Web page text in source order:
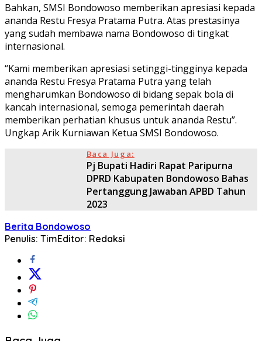
Bahkan, SMSI Bondowoso memberikan apresiasi kepada
ananda Restu Fresya Pratama Putra. Atas prestasinya
yang sudah membawa nama Bondowoso di tingkat
internasional.
“Kami memberikan apresiasi setinggi-tingginya kepada
ananda Restu Fresya Pratama Putra yang telah
mengharumkan Bondowoso di bidang sepak bola di
kancah internasional, semoga pemerintah daerah
memberikan perhatian khusus untuk ananda Restu”.
Ungkap Arik Kurniawan Ketua SMSI Bondowoso.
Baca Juga:
Pj Bupati Hadiri Rapat Paripurna
DPRD Kabupaten Bondowoso Bahas
Pertanggung Jawaban APBD Tahun
2023
Berita Bondowoso
Penulis: TimEditor: Redaksi